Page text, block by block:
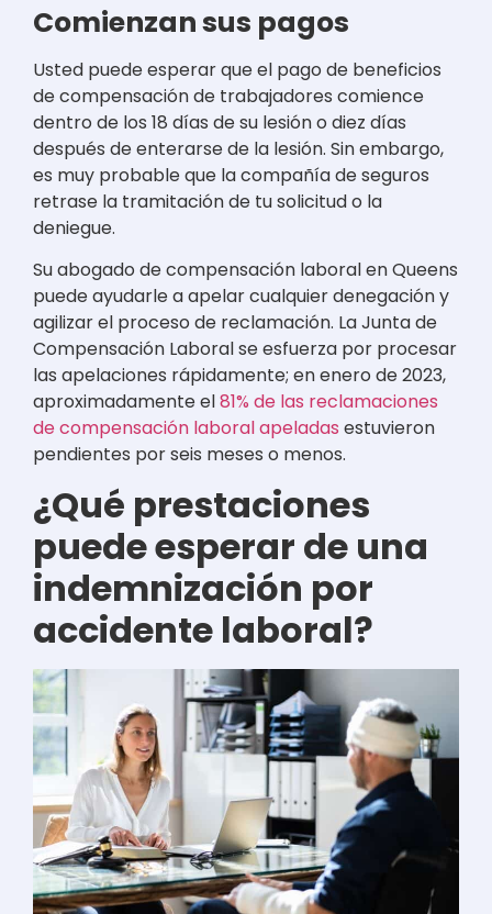
Comienzan sus pagos
Usted puede esperar que el pago de beneficios
de compensación de trabajadores comience
dentro de los 18 días de su lesión o diez días
después de enterarse de la lesión. Sin embargo,
es muy probable que la compañía de seguros
retrase la tramitación de tu solicitud o la
deniegue.
Su abogado de compensación laboral en Queens
puede ayudarle a apelar cualquier denegación y
agilizar el proceso de reclamación. La Junta de
Compensación Laboral se esfuerza por procesar
las apelaciones rápidamente; en enero de 2023,
aproximadamente el81% de las reclamaciones
de compensación laboral apeladas estuvieron
pendientes por seis meses o menos.
¿Qué prestaciones
puede esperar de una
indemnización por
accidente laboral?